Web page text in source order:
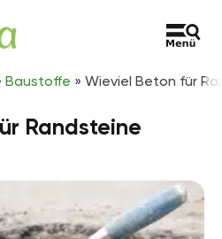
Baustoffe » Wieviel Beton für
Randsteine